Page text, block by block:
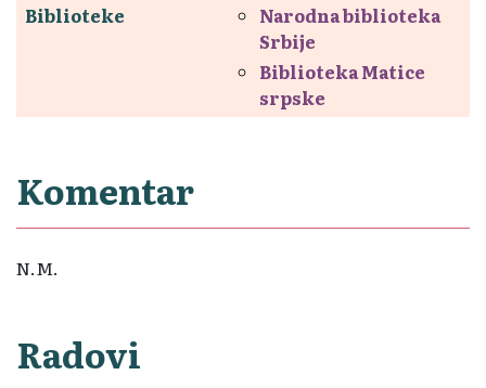
Biblioteke
Narodna biblioteka
Srbije
Biblioteka Matice
srpske
Komentar
N.M.
Radovi